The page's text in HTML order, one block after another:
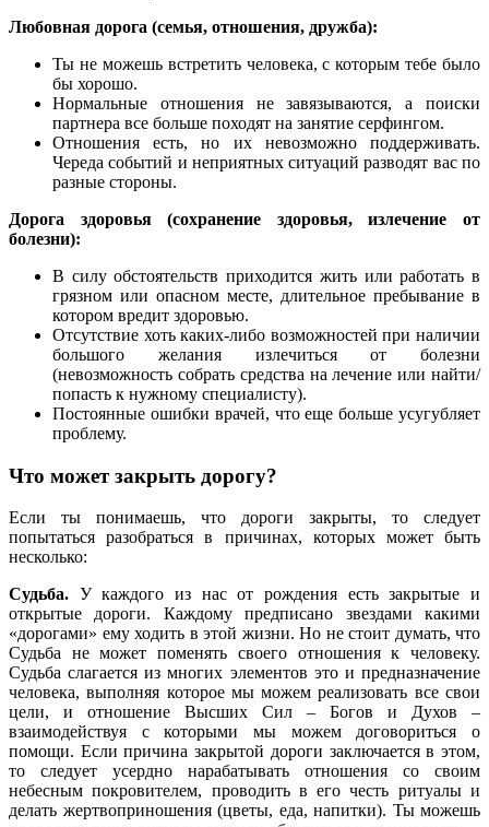
Любовная дорога (семья, отношения, дружба):
Ты не можешь встретить человека, с которым тебе было
бы хорошо.
Нормальные отношения не завязываются, а поиски
партнера все больше походят на занятие серфингом.
Отношения есть, но их невозможно поддерживать.
Череда событий и неприятных ситуаций разводят вас по
разные стороны.
Дорога здоровья (сохранение здоровья, излечение от
болезни):
В силу обстоятельств приходится жить или работать в
грязном или опасном месте, длительное пребывание в
котором вредит здоровью.
Отсутствие хоть каких-либо возможностей при наличии
большого желания излечиться от болезни
(невозможность собрать средства на лечение или найти/
попасть к нужному специалисту).
Постоянные ошибки врачей, что еще больше усугубляет
проблему.
Что может закрыть дорогу?
Если ты понимаешь, что дороги закрыты, то следует
попытаться разобраться в причинах, которых может быть
несколько:
Судьба. У каждого из нас от рождения есть закрытые и
открытые дороги. Каждому предписано звездами какими
«дорогами» ему ходить в этой жизни. Но не стоит думать, что
Судьба не может поменять своего отношения к человеку.
Судьба слагается из многих элементов это и предназначение
человека, выполняя которое мы можем реализовать все свои
цели, и отношение Высших Сил – Богов и Духов –
взаимодействуя с которыми мы можем договориться о
помощи. Если причина закрытой дороги заключается в этом,
то следует усердно нарабатывать отношения со своим
небесным покровителем, проводить в его честь ритуалы и
делать жертвоприношения (цветы, еда, напитки). Ты можешь